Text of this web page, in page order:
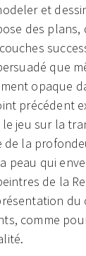
et
des plans,
que
opaque
précédent
le jeu sur la
de la
peau qui
de la
du
comme